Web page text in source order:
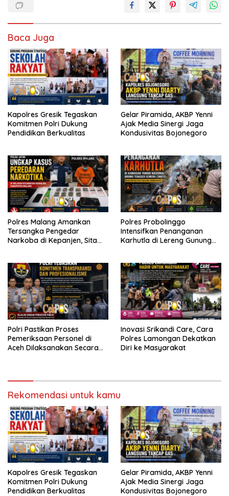
Baca Juga
Kapolres Gresik Tegaskan
Komitmen Polri Dukung
Pendidikan Berkualitas
Gelar Piramida, AKBP Yenni
Ajak Media Sinergi Jaga
Kondusivitas Bojonegoro
Polres Malang Amankan
Tersangka Pengedar
Narkoba di Kepanjen, Sita
Polres Probolinggo
Intensifkan Penanganan
Karhutla di Lereng Gunung
Polri Pastikan Proses
Pemeriksaan Personel di
Aceh Dilaksanakan Secara
Inovasi Srikandi Care, Cara
Polres Lamongan Dekatkan
Diri ke Masyarakat
Rekomendasi untuk kamu
Kapolres Gresik Tegaskan
Komitmen Polri Dukung
Pendidikan Berkualitas
Gelar Piramida, AKBP Yenni
Ajak Media Sinergi Jaga
Kondusivitas Bojonegoro